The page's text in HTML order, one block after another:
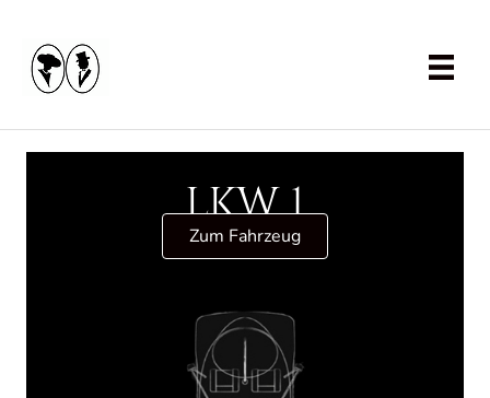
LKW 1
Zum Fahrzeug